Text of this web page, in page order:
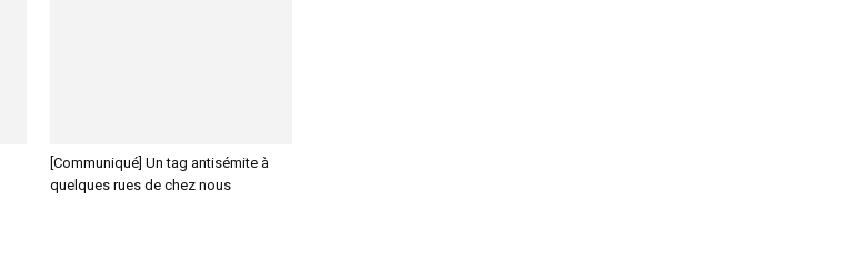
[Communiqué] Un tag antisémite à
quelques rues de chez nous